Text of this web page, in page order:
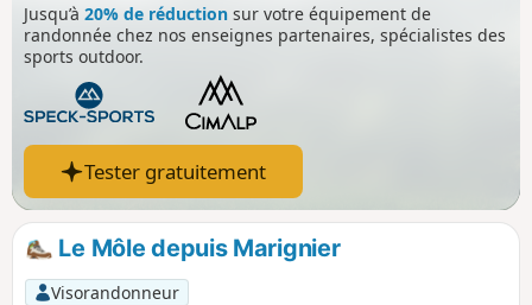
Jusqu’à 20% de réduction sur votre équipement de
randonnée chez nos enseignes partenaires, spécialistes des
sports outdoor.
Tester gratuitement
Le Môle depuis Marignier
Visorandonneur